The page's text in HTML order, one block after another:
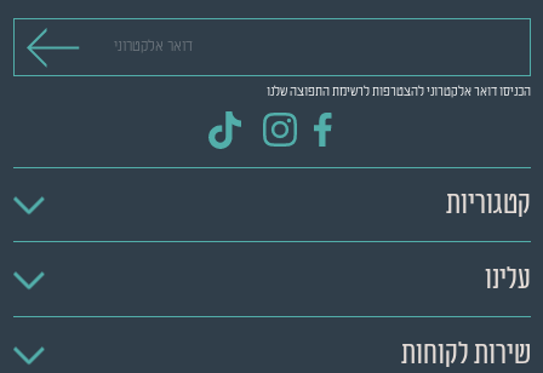
הכניסו דואר אלקטרוני להצטרפות לרשימת התפוצה שלנו
קטגוריות
עלינו
שירות לקוחות